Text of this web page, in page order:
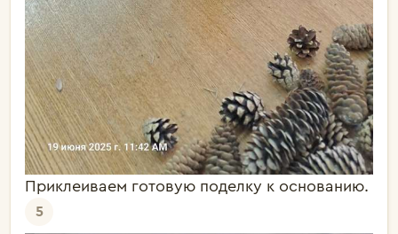
Приклеиваем готовую поделку к основанию.
5